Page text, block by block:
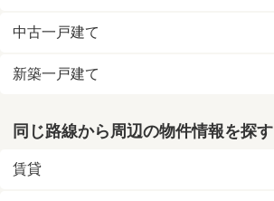
中古一戸建て
新築一戸建て
同じ路線から周辺の物件情報を探す
賃貸